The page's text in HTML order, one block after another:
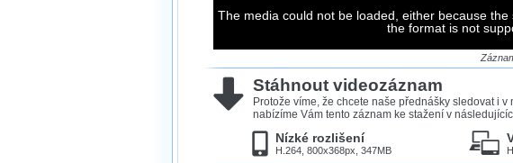
neumožňuje, proto umožňujeme stahování
Velmi staré záznamy máme historicky uložené
ve formátu, který není vhodný pro stahování,
proto je ke stažení nenabízíme.
The media could not be loaded, either because
the format is not
Stáhnout videozáznam
Protože víme, že chcete naše přednášky sledovat i
nabízíme Vám tento záznam ke stažení v
Nízké rozlišení
H.264, 800x368px, 347MB